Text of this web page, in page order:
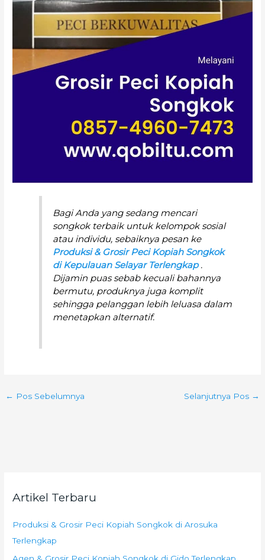
Bagi Anda yang sedang mencari
songkok terbaik untuk kelompok sosial
atau individu, sebaiknya pesan ke
Produksi & Grosir Peci Kopiah Songkok
di Kepulauan Selayar Terlengkap.
Dijamin puas sebab kecuali bahannya
bermutu, produknya juga komplit
sehingga pelanggan lebih leluasa dalam
menetapkan alternatif.
← Pos Sebelumnya Selanjutnya Pos →
Artikel Terbaru
Produksi & Grosir Peci Kopiah Songkok di Arosuka
Terlengkap